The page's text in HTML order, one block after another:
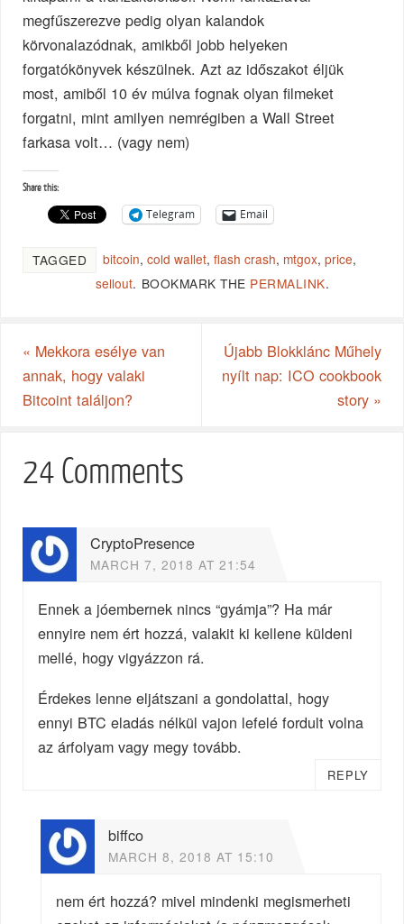
megfűszerezve pedig olyan kalandok
körvonalazódnak, amikből jobb helyeken
forgatókönyvek készülnek. Azt az időszakot éljük
most, amiből 10 év múlva fognak olyan filmeket
forgatni, mint amilyen nemrégiben a Wall Street
farkasa volt… (vagy nem)
Share this:
Telegram Email
TAGGED bitcoin,cold wallet,flash crash, mtgox,price,
sellout. BOOKMARK THE PERMALINK.
« Mekkora esélye van
annak, hogy valaki
Bitcoint találjon?
Újabb Blokklánc Műhely
nyílt nap: ICO cookbook
story »
24 Comments
CryptoPresence
MARCH 7, 2018 AT 21:54
Ennek a jóembernek nincs “gyámja”? Ha már
ennyire nem ért hozzá, valakit ki kellene küldeni
mellé, hogy vigyázzon rá.
Érdekes lenne eljátszani a gondolattal, hogy
ennyi BTC eladás nélkül vajon lefelé fordult volna
az árfolyam vagy megy tovább.
REPLY
biffco
MARCH 8, 2018 AT 15:10
nem ért hozzá? mivel mindenki megismerheti